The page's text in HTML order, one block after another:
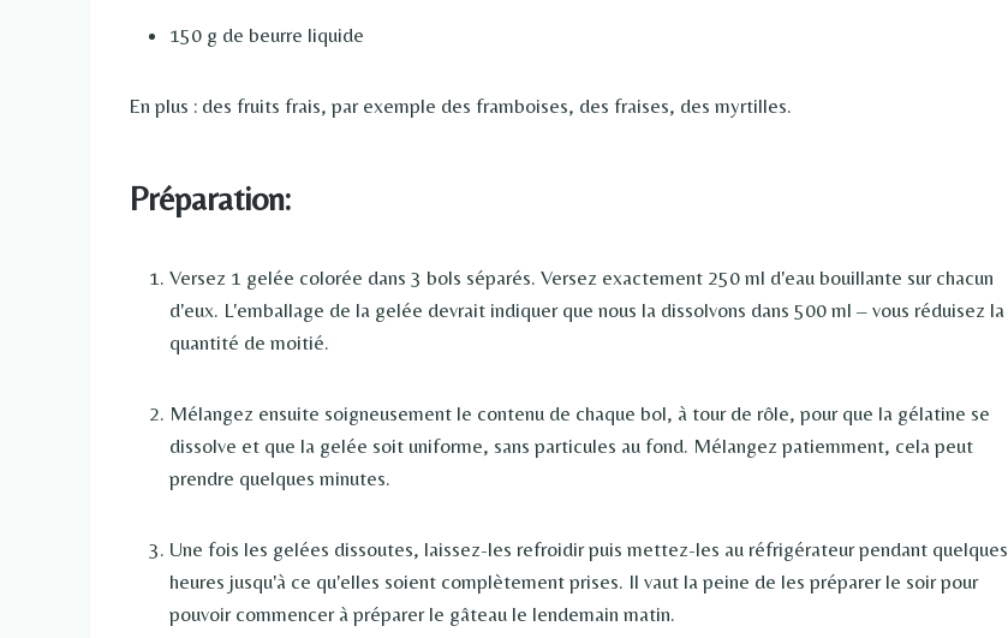
150 g de beurre liquide
En plus : des fruits frais, par exemple des framboises, des fraises, des myrtilles.
Préparation:
Versez 1 gelée colorée dans 3 bols séparés. Versez exactement 250 ml d'eau bouillante sur chacun
d'eux. L'emballage de la gelée devrait indiquer que nous la dissolvons dans 500 ml – vous réduisez la
quantité de moitié.
Mélangez ensuite soigneusement le contenu de chaque bol, à tour de rôle, pour que la gélatine se
dissolve et que la gelée soit uniforme, sans particules au fond. Mélangez patiemment, cela peut
prendre quelques minutes.
Une fois les gelées dissoutes, laissez-les refroidir puis mettez-les au réfrigérateur pendant quelques
heures jusqu'à ce qu'elles soient complètement prises. Il vaut la peine de les préparer le soir pour
pouvoir commencer à préparer le gâteau le lendemain matin.